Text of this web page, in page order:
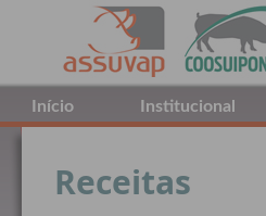
Início Institucional
Receitas